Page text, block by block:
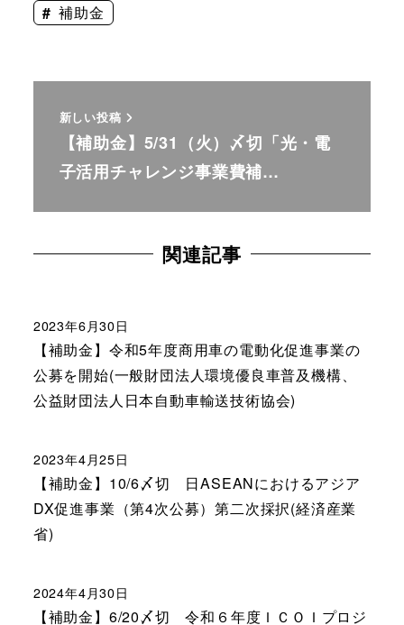
補助金
新しい投稿
【補助金】5/31（火）〆切「光・電
子活用チャレンジ事業費補…
関連記事
【補助金】令和5年度商用車の電動化促進事業の
公募を開始(一般財団法人環境優良車普及機構、
公益財団法人日本自動車輸送技術協会)
2023年6月30日
【補助金】10/6〆切 日ASEANにおけるアジア
DX促進事業（第4次公募）第二次採択(経済産業
省)
2023年4月25日
【補助金】6/20〆切 令和６年度ＩＣＯＩプロジ
2024年4月30日